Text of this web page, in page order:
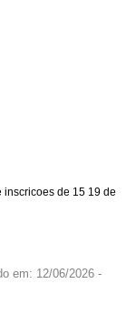
de 15 19 de
em: 12/06/2026 -